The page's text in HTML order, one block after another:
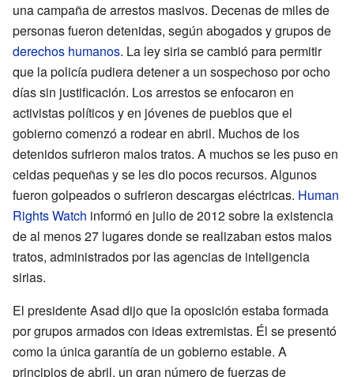
una campaña de arrestos masivos. Decenas de miles de
personas fueron detenidas, según abogados y grupos de
derechos humanos. La ley siria se cambió para permitir
que la policía pudiera detener a un sospechoso por ocho
días sin justificación. Los arrestos se enfocaron en
activistas políticos y en jóvenes de pueblos que el
gobierno comenzó a rodear en abril. Muchos de los
detenidos sufrieron malos tratos. A muchos se les puso en
celdas pequeñas y se les dio pocos recursos. Algunos
fueron golpeados o sufrieron descargas eléctricas. Human
Rights Watch informó en julio de 2012 sobre la existencia
de al menos 27 lugares donde se realizaban estos malos
tratos, administrados por las agencias de inteligencia
sirias.
El presidente Asad dijo que la oposición estaba formada
por grupos armados con ideas extremistas. Él se presentó
como la única garantía de un gobierno estable. A
principios de abril, un gran número de fuerzas de